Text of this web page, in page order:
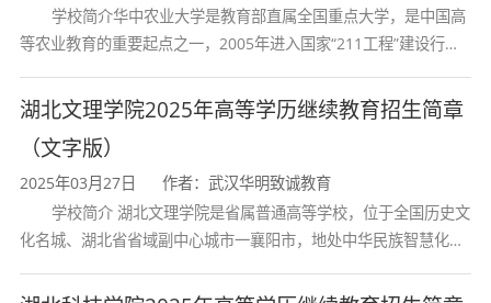
3、证书颁发：
由学校颁发专科毕业证，电子注册，国家承认学
历
4、报名优惠：
凡报名学生邮寄复习资料
5、报名方式：
学校简介华中农业大学是教育部直属全国重点大学，是中国高
等农业教育的重要起点之一，2005年进入国家“211工程”建设行
首轮“双一流”成效
湖北文理学院2025年高等学历继续教育招生简章
（文字版）
2025年03月27日
作者：武汉华明致诚教育
学校简介 湖北文理学院是省属普通高等学校，位于全国历史文
化名城、湖北省省域副中心城市一襄阳市，地处中华民族智慧化身
学校、全国普通